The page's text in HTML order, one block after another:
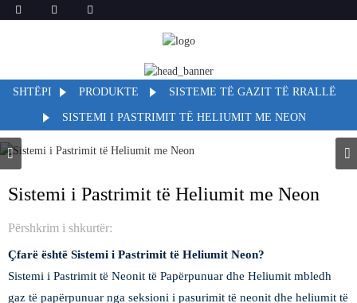
SHTËPI PRODUKTE SISTEME TË GAZIT TË RRALLË
SISTEMI I PASTRIMIT TË HELIUMIT ME NEON
Sistemi i Pastrimit të Heliumit me Neon
Përshkrim i shkurtër:
Çfarë është Sistemi i Pastrimit të Heliumit Neon?
Sistemi i Pastrimit të Neonit të Papërpunuar dhe Heliumit mbledh
gaz të papërpunuar nga seksioni i pasurimit të neonit dhe heliumit të